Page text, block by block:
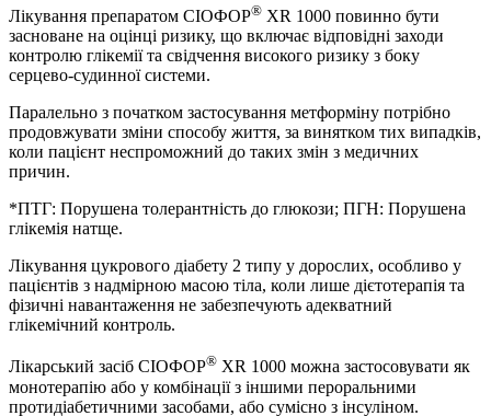
Лікування препаратом СІОФОР® XR 1000 повинно бути
засноване на оцінці ризику, що включає відповідні заходи
контролю глікемії та свідчення високого ризику з боку
серцево-судинної системи.
Паралельно з початком застосування метформіну потрібно
продовжувати зміни способу життя, за винятком тих випадків,
коли пацієнт неспроможний до таких змін з медичних
причин.
*ПТГ: Порушена толерантність до глюкози; ПГН: Порушена
глікемія натще.
Лікування цукрового діабету 2 типу у дорослих, особливо у
пацієнтів з надмірною масою тіла, коли лише дієтотерапія та
фізичні навантаження не забезпечують адекватний
глікемічний контроль.
Лікарський засіб СІОФОР® XR 1000 можна застосовувати як
монотерапію або у комбінації з іншими пероральними
протидіабетичними засобами, або сумісно з інсуліном.